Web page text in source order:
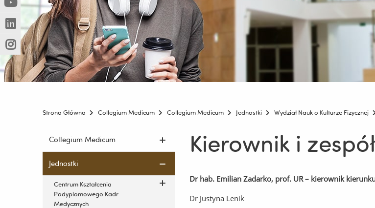
innej
strony)
(Nowe
okno)
(Link
do
innej
strony)
(Nowe
okno)
(Link
do
innej
strony)
(Nowe
okno)
(Link
do
innej
strony)
Strona Główna Collegium Medicum Collegium Medicum Jednostki Wydział Nauk o Kulturze Fizycznej
Pomiń
i
przejdź
do
treści
Collegium Medicum
Jednostki
Centrum Kształcenia
Podyplomowego Kadr
Medycznych
Kierownik i
Dr hab. Emilian Zadarko, prof. UR – kierownik
Dr Justyna Lenik